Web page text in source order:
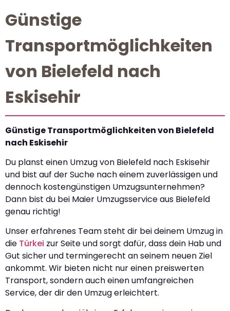
Günstige
Transportmöglichkeiten
von Bielefeld nach
Eskisehir
Günstige Transportmöglichkeiten von Bielefeld
nach Eskisehir
Du planst einen Umzug von Bielefeld nach Eskisehir
und bist auf der Suche nach einem zuverlässigen und
dennoch kostengünstigen Umzugsunternehmen?
Dann bist du bei Maier Umzugsservice aus Bielefeld
genau richtig!
Unser erfahrenes Team steht dir bei deinem Umzug in
die Türkei zur Seite und sorgt dafür, dass dein Hab und
Gut sicher und termingerecht an seinem neuen Ziel
ankommt. Wir bieten nicht nur einen preiswerten
Transport, sondern auch einen umfangreichen
Service, der dir den Umzug erleichtert.